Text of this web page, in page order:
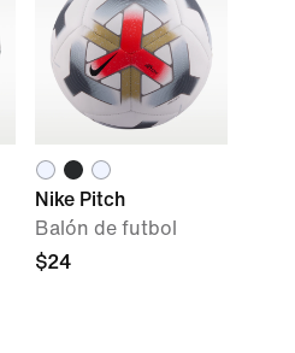
Nike Pitch
Balón de futbol
$24